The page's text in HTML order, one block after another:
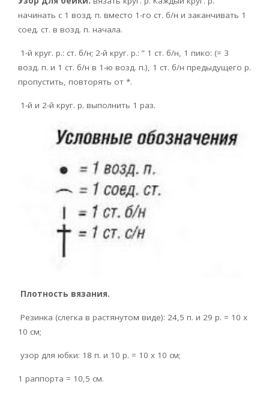
начинать с 1 возд. п. вместо 1-го ст. б/н и заканчивать 1
соед. ст. в возд. п. начала.
1-й круг. р.: ст. б/н; 2-й круг. р.: ” 1 ст. б/н, 1 пико: (= 3
возд. п. и 1 ст. б/н в 1-ю возд. п.), 1 ст. б/н предыдущего р.
пропустить, повторять от *.
1-й и 2-й круг. р. выполнить 1 раз.
Плотность вязания.
Резинка (слегка в растянутом виде): 24,5 п. и 29 p. = 10 x
10 см;
узор для юбки: 18 п. и 10 р. = 10 x 10 см;
1 раппорта = 10,5 см.